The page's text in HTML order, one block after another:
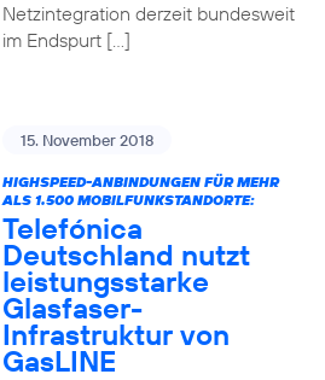
Netzintegration derzeit bundesweit
im Endspurt […]
15. November 2018
HIGHSPEED-ANBINDUNGEN FÜR MEHR
ALS 1.500 MOBILFUNKSTANDORTE:
Telefónica
Deutschland nutzt
leistungsstarke
Glasfaser-
Infrastruktur von
GasLINE